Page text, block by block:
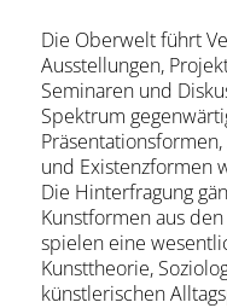
Wein
Kultur
Die Oberwelt führt
Ausstellungen,
Seminaren und
Spektrum
und Existenzformen
Die Hinterfragung
Kunstformen aus
spielen eine
Kunsttheorie,
künstlerischen